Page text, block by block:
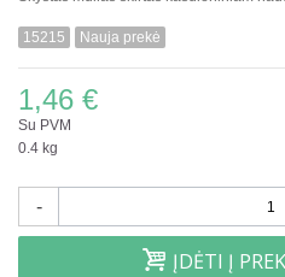
15215 Nauja prekė
1,46 €
Su PVM
0.4 kg
-
ĮDĖTI Į